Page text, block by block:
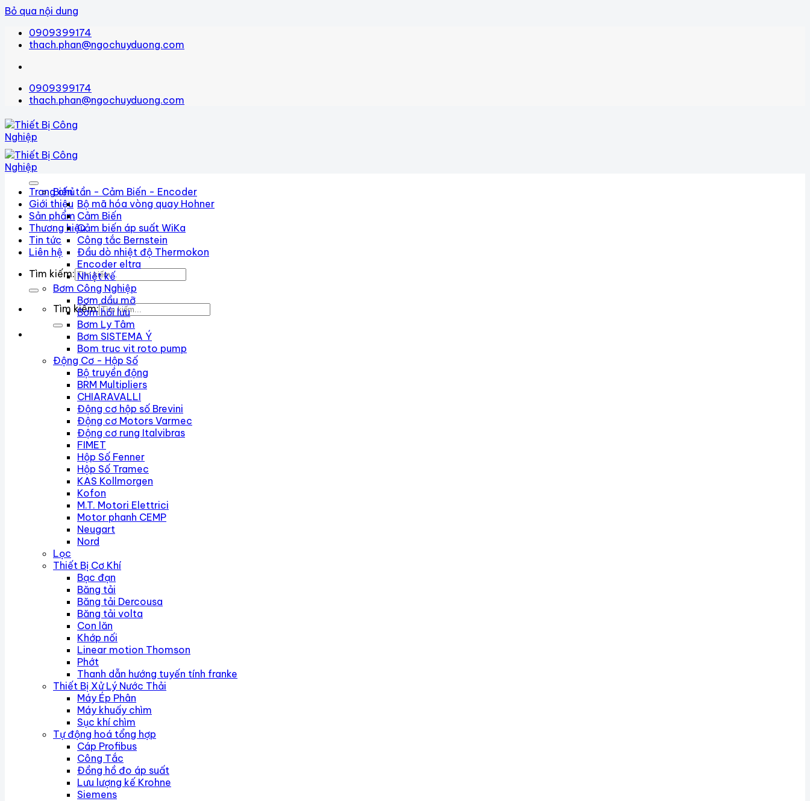
Bỏ qua nội dung
0909399174
thach.phan@ngochuyduong.com
0909399174
thach.phan@ngochuyduong.com
Trang chủ
Giới thiệu
Sản phẩm
Thương hiệu
Tin tức
Liên hệ
Tìm kiếm:
Tìm kiếm:
Biến tần - Cảm Biến - Encoder
Bộ mã hóa vòng quay Hohner
Cảm Biến
Cảm biến áp suất WiKa
Công tắc Bernstein
Đầu dò nhiệt độ Thermokon
Encoder eltra
Nhiệt kế
Bơm Công Nghiệp
Bơm dầu mỡ
Bơm hồi lưu
Bơm Ly Tâm
Bơm SISTEMA Ý
Bom truc vit roto pump
Động Cơ - Hộp Số
Bộ truyền động
BRM Multipliers
CHIARAVALLI
Động cơ hộp số Brevini
Động cơ Motors Varmec
Động cơ rung Italvibras
FIMET
Hộp Số Fenner
Hộp Số Tramec
KAS Kollmorgen
Kofon
M.T. Motori Elettrici
Motor phanh CEMP
Neugart
Nord
Lọc
Thiết Bị Cơ Khí
Bạc đạn
Băng tải
Băng tải Dercousa
Băng tải volta
Con lăn
Khớp nối
Linear motion Thomson
Phớt
Thanh dẫn hướng tuyến tính franke
Thiết Bị Xử Lý Nước Thải
Máy Ép Phân
Máy khuấy chìm
Sục khí chìm
Tự động hoá tổng hợp
Cáp Profibus
Công Tắc
Đồng hồ đo áp suất
Lưu lượng kế Krohne
Siemens